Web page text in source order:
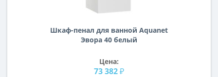
Шкаф-пенал для ванной Aquanet
Эвора 40 белый
Цена:
73 382 ₽